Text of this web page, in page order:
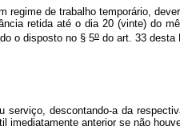
de trabalho temporário,
retida até o dia 20 (vinte) do
o disposto no § 5o do art. 33 desta
descontando-a da
anterior se não